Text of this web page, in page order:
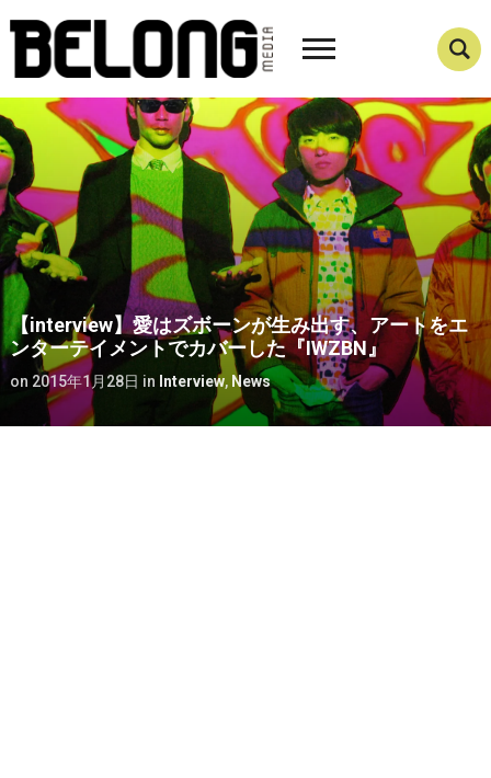
【interview】愛はズボーンが生み出す、アートをエ
ンターテイメントでカバーした『IWZBN』
on 2015年1月28日 in Interview, News